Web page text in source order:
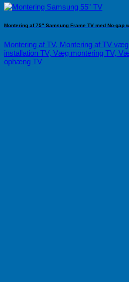
Montering af 75″ Samsung Frame TV med No-gap
Montering af TV, Montering af TV
installation TV, Væg montering TV,
ophæng TV